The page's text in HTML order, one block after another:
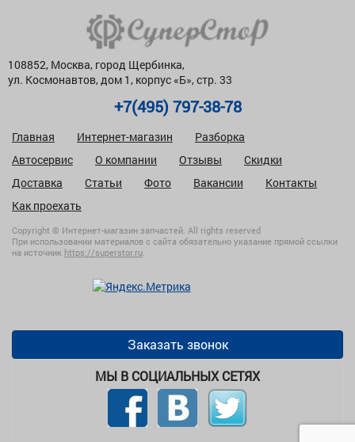
108852, Москва, город Щербинка,
ул. Космонавтов, дом 1, корпус «Б», стр. 33
+7(495) 797-38-78
Главная Интернет-магазин
Разборка
Автосервис
О компании Отзывы
Скидки
Доставка
Статьи Фото Вакансии
Контакты
Как проехать
Copyright © Интернет-магазин запчастей. All rights reserved
При использовании материалов с сайта обязательно указание прямой ссылки
на источник https://superstor.ru
Заказать звонок
МЫ В СОЦИАЛЬНЫХ СЕТЯХ